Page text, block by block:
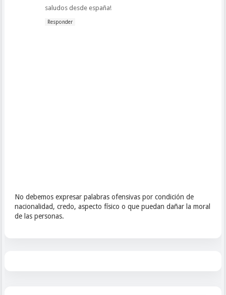
saludos desde españa!
Responder
No debemos expresar palabras ofensivas por condición de
nacionalidad, credo, aspecto físico o que puedan dañar la moral
de las personas.